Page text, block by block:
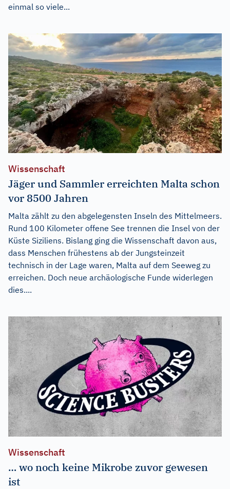
einmal so viele...
Wissenschaft
Jäger und Sammler erreichten Malta schon
vor 8500 Jahren
Malta zählt zu den abgelegensten Inseln des Mittelmeers.
Rund 100 Kilometer offene See trennen die Insel von der
Küste Siziliens. Bislang ging die Wissenschaft davon aus,
dass Menschen frühestens ab der Jungsteinzeit
technisch in der Lage waren, Malta auf dem Seeweg zu
erreichen. Doch neue archäologische Funde widerlegen
dies....
Wissenschaft
… wo noch keine Mikrobe zuvor gewesen
ist